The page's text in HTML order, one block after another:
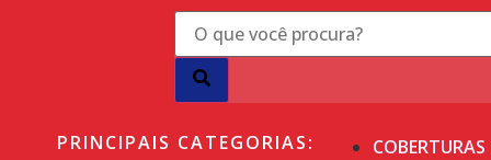
PRINCIPAIS CATEGORIAS:
COBERTURAS